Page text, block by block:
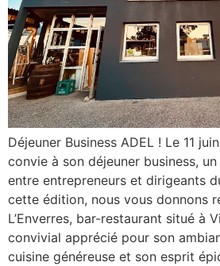
Déjeuner Business ADEL ! Le 11
convie à son déjeuner business, un
entre entrepreneurs et dirigeants
cette édition, nous vous donnons
L’Enverres, bar-restaurant situé à
convivial apprécié pour son
cuisine généreuse et son esprit